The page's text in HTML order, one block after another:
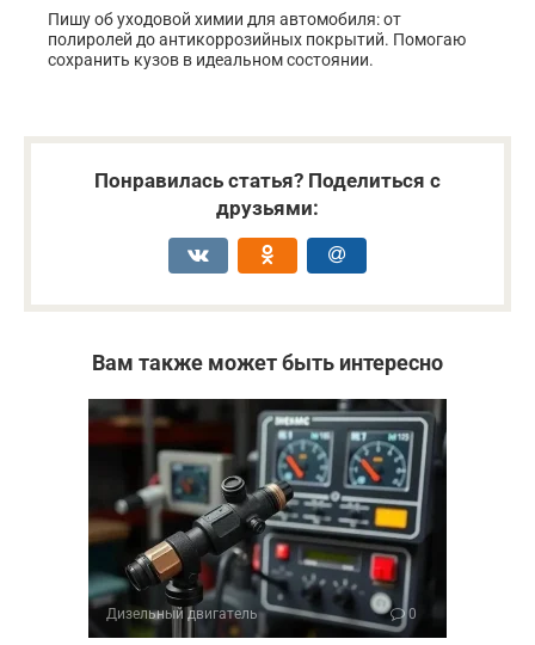
Пишу об уходовой химии для автомобиля: от
полиролей до антикоррозийных покрытий. Помогаю
сохранить кузов в идеальном состоянии.
Понравилась статья? Поделиться с
друзьями:
Вам также может быть интересно
Дизельный двигатель 0